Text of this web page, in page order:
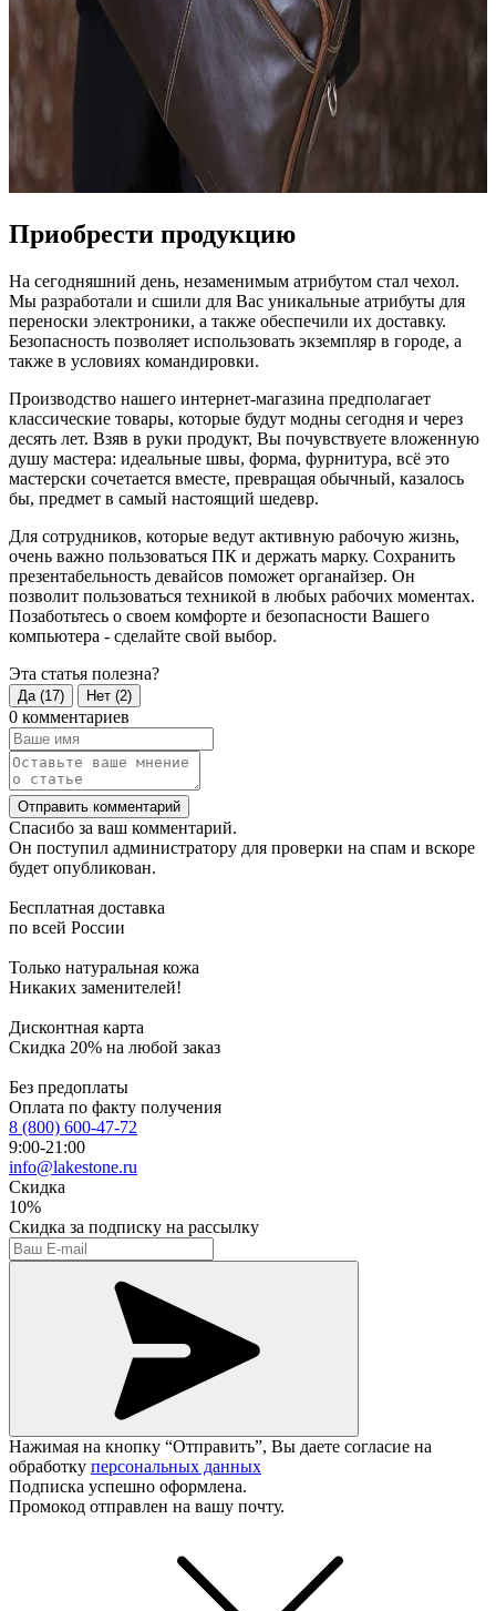
Приобрести продукцию
На сегодняшний день, незаменимым атрибутом стал чехол.
Мы разработали и сшили для Вас уникальные атрибуты для
переноски электроники, а также обеспечили их доставку.
Безопасность позволяет использовать экземпляр в городе, а
также в условиях командировки.
Производство нашего интернет-магазина предполагает
классические товары, которые будут модны сегодня и через
десять лет. Взяв в руки продукт, Вы почувствуете вложенную
душу мастера: идеальные швы, форма, фурнитура, всё это
мастерски сочетается вместе, превращая обычный, казалось
бы, предмет в самый настоящий шедевр.
Для сотрудников, которые ведут активную рабочую жизнь,
очень важно пользоваться ПК и держать марку. Сохранить
презентабельность девайсов поможет органайзер. Он
позволит пользоваться техникой в любых рабочих моментах.
Позаботьтесь о своем комфорте и безопасности Вашего
компьютера - сделайте свой выбор.
Эта статья полезна?
Да (17) Нет (2)
0 комментариев
Отправить комментарий
Спасибо за ваш комментарий.
Он поступил администратору для проверки на спам и вскоре
будет опубликован.
Бесплатная доставка
по всей России
Только натуральная кожа
Никаких заменителей!
Дисконтная карта
Скидка 20% на любой заказ
Без предоплаты
Оплата по факту получения
8 (800) 600-47-72
9:00-21:00
info@lakestone.ru
Скидка
10%
Скидка за подписку на рассылку
Нажимая на кнопку “Отправить”, Вы даете согласие на
обработку персональных данных
Подписка успешно оформлена.
Промокод отправлен на вашу почту.